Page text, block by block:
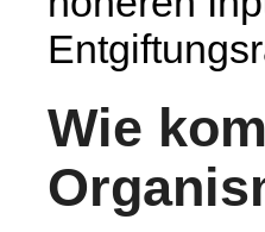
Wie